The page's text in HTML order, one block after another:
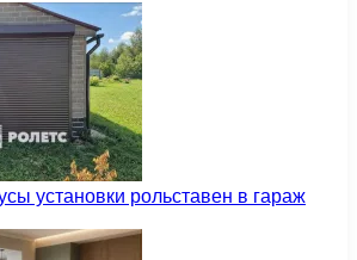
установки рольставен в гараж